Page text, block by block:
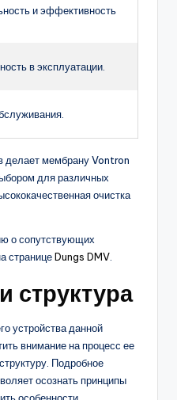
и эффективность
в эксплуатации.
делает мембрану Vontron
для различных
очистка
о сопутствующих
страницеDungs DMV
структура
устройства данной
внимание на процесс ее
Подробное
осознать принципы